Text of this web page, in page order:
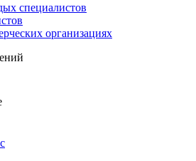
специалистов
организациях